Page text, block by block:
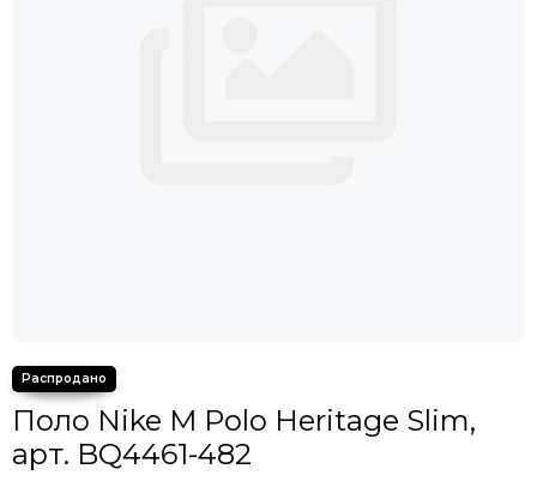
Поло Nike M Polo Heritage Slim,
арт. BQ4461-482